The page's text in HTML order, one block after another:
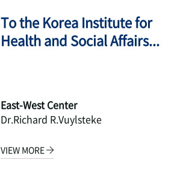
To the Korea Institute for
Health and Social Affairs...
East-West Center
Dr.Richard R.Vuylsteke
VIEW MORE